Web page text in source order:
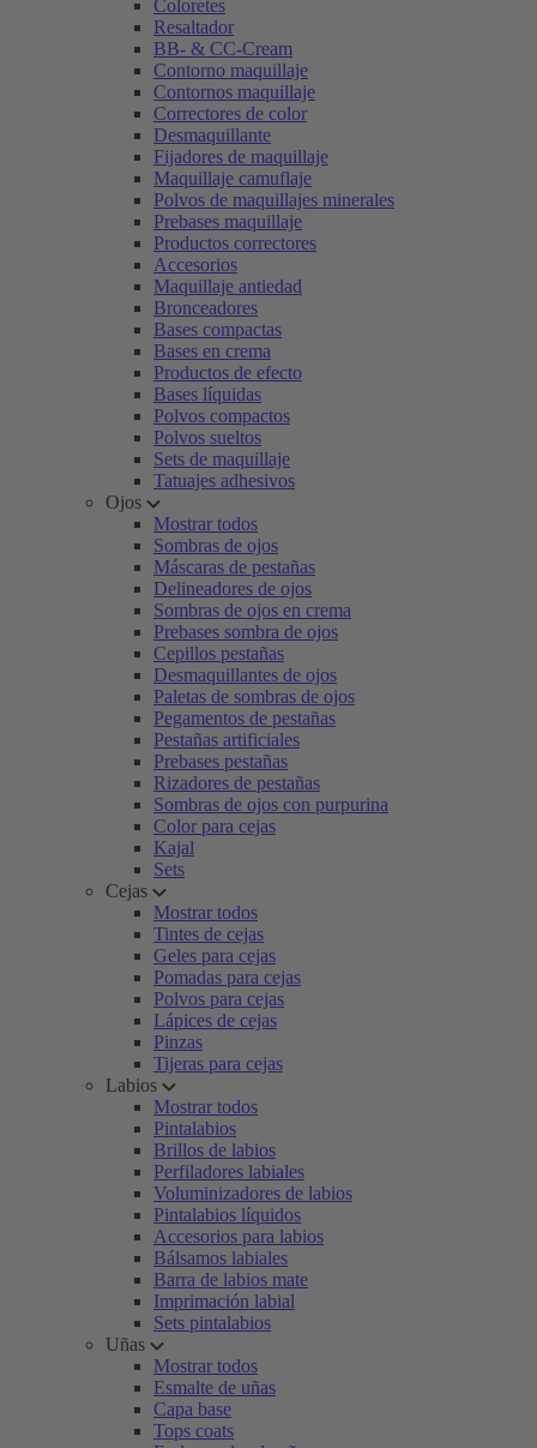
Coloretes
Resaltador
BB- & CC-Cream
Contorno maquillaje
Contornos maquillaje
Correctores de color
Desmaquillante
Fijadores de maquillaje
Maquillaje camuflaje
Polvos de maquillajes minerales
Prebases maquillaje
Productos correctores
Accesorios
Maquillaje antiedad
Bronceadores
Bases compactas
Bases en crema
Productos de efecto
Bases líquidas
Polvos compactos
Polvos sueltos
Sets de maquillaje
Tatuajes adhesivos
Ojos
Mostrar todos
Sombras de ojos
Máscaras de pestañas
Delineadores de ojos
Sombras de ojos en crema
Prebases sombra de ojos
Cepillos pestañas
Desmaquillantes de ojos
Paletas de sombras de ojos
Pegamentos de pestañas
Pestañas artificiales
Prebases pestañas
Rizadores de pestañas
Sombras de ojos con purpurina
Color para cejas
Kajal
Sets
Cejas
Mostrar todos
Tintes de cejas
Geles para cejas
Pomadas para cejas
Polvos para cejas
Lápices de cejas
Pinzas
Tijeras para cejas
Labios
Mostrar todos
Pintalabios
Brillos de labios
Perfiladores labiales
Voluminizadores de labios
Pintalabios líquidos
Accesorios para labios
Bálsamos labiales
Barra de labios mate
Imprimación labial
Sets pintalabios
Uñas
Mostrar todos
Esmalte de uñas
Capa base
Tops coats